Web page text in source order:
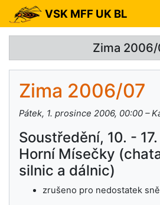
VSK MFF UK BL
Zima
Zima 2006/07
Pátek, 1. prosince 2006, 00:00 –
Soustředění, 10. -
Horní Mísečky
silnic a dálnic)
zrušeno pro nedostatek